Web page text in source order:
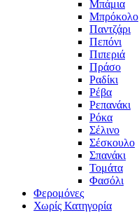
Μπάμια
Μπρόκολο
Παντζάρι
Πεπόνι
Πιπεριά
Πράσο
Ραδίκι
Ρέβα
Ρεπανάκι
Ρόκα
Σέλινο
Σέσκουλο
Σπανάκι
Τομάτα
Φασόλι
Φερομόνες
Χωρίς Κατηγορία